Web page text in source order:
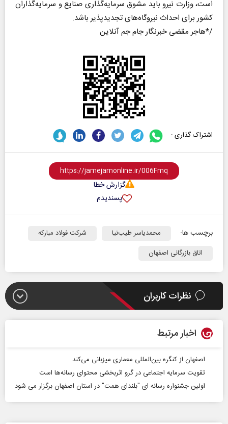
است، وزارت نیرو باید مشوق سرمایه‌گذاری صنایع و سرمایه‌گذاران
کشور برای احداث نیروگاه‌های تجدیدپذیر باشد.
هاجر مقضی خبرنگار جام جم آنلاین*/
اشتراک گذاری :
گزارش خطا
پسندیدم
برچسب ها: محمدیاسر طیب‌نیا
شرکت فولاد مبارکه
اتاق بازرگانی اصفهان
نظرات کاربران
اخبار مرتبط
اصفهان از کنگره بین‌المللی معماری میزبانی می‌کند
تقویت سرمایه اجتماعی در گرو اثربخشی محتوای رسانه‌‌ها است
اولین جشنواره رسانه ای "بلندای همت" در استان اصفهان برگزار می شود